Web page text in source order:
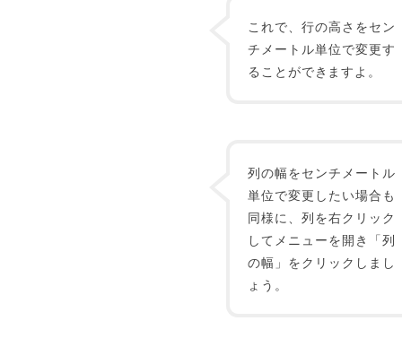
これで、行の高さをセン
チメートル単位で変更す
ることができますよ。
列の幅をセンチメートル
単位で変更したい場合も
同様に、列を右クリック
してメニューを開き「列
の幅」をクリックしまし
ょう。